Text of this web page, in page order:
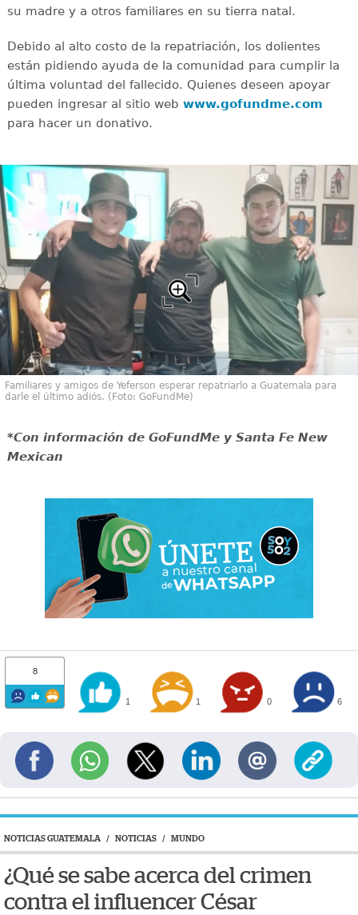
su madre y a otros familiares en su tierra natal.
Debido al alto costo de la repatriación, los dolientes
están pidiendo ayuda de la comunidad para cumplir la
última voluntad del fallecido. Quienes deseen apoyar
pueden ingresar al sitio web www.gofundme.com
para hacer un donativo.
Familiares y amigos de Yeferson esperar repatriarlo a Guatemala para
darle el último adiós. (Foto: GoFundMe)
*Con información de GoFundMe y Santa Fe New
Mexican
8
1 1 0 6
NOTICIAS GUATEMALA / NOTICIAS / MUNDO
¿Qué se sabe acerca del crimen
contra el influencer César